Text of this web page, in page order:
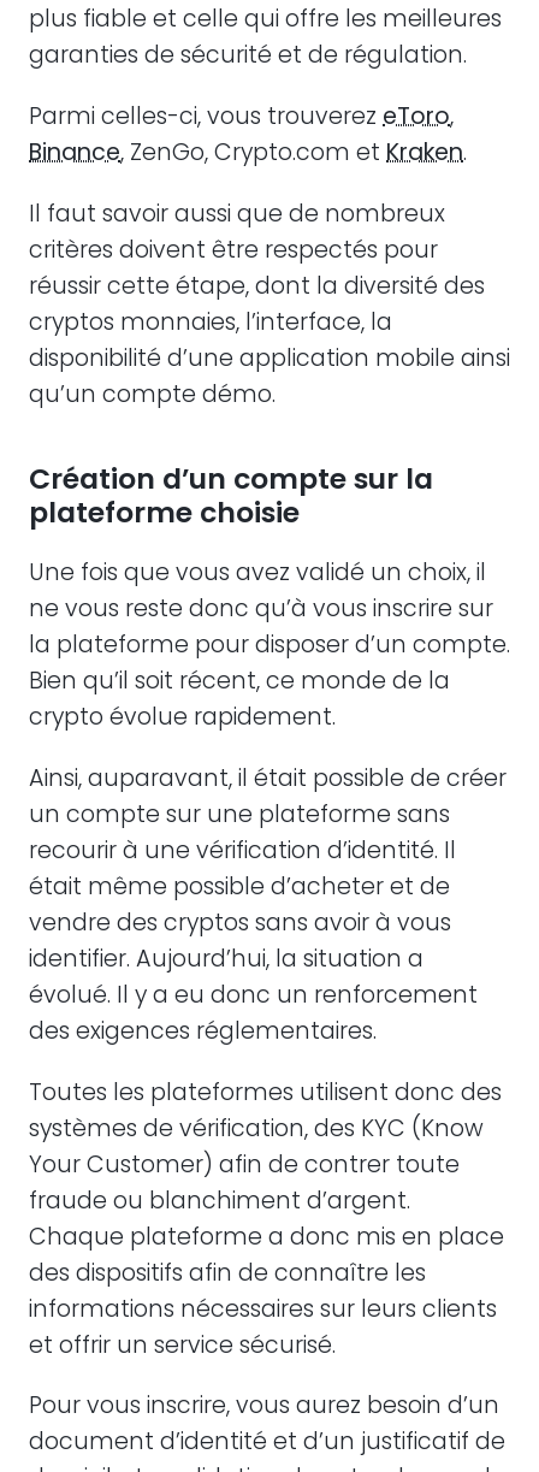
plus fiable et celle qui offre les meilleures
garanties de sécurité et de régulation.
Parmi celles-ci, vous trouverez eToro,
Binance, ZenGo, Crypto.com et Kraken.
Il faut savoir aussi que de nombreux
critères doivent être respectés pour
réussir cette étape, dont la diversité des
cryptos monnaies, l’interface, la
disponibilité d’une application mobile ainsi
qu’un compte démo.
Création d’un compte sur la
plateforme choisie
Une fois que vous avez validé un choix, il
ne vous reste donc qu’à vous inscrire sur
la plateforme pour disposer d’un compte.
Bien qu’il soit récent, ce monde de la
crypto évolue rapidement.
Ainsi, auparavant, il était possible de créer
un compte sur une plateforme sans
recourir à une vérification d’identité. Il
était même possible d’acheter et de
vendre des cryptos sans avoir à vous
identifier. Aujourd’hui, la situation a
évolué. Il y a eu donc un renforcement
des exigences réglementaires.
Toutes les plateformes utilisent donc des
systèmes de vérification, des KYC (Know
Your Customer) afin de contrer toute
fraude ou blanchiment d’argent.
Chaque plateforme a donc mis en place
des dispositifs afin de connaître les
informations nécessaires sur leurs clients
et offrir un service sécurisé.
Pour vous inscrire, vous aurez besoin d’un
document d’identité et d’un justificatif de